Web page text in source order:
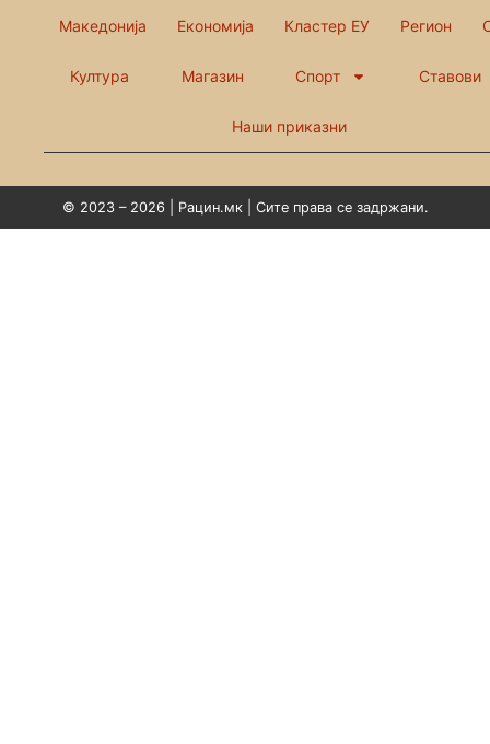
Македонија Економија Кластер ЕУ Регион
Култура Магазин Спорт Ставови
Наши приказни
© 2023 – 2026 | Рацин.мк | Сите права се задржани.